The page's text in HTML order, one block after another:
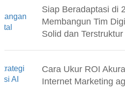
Siap Beradaptasi di
Membangun Tim
Solid dan Terstruktur
Cara Ukur ROI
Internet Marketing